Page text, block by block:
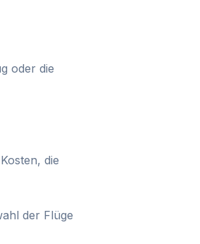
oder die
die
der Flüge